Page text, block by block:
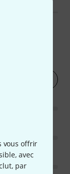
vous offrir
avec
par